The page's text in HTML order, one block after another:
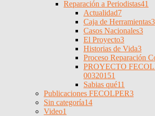
Reparación a Periodistas41
Actualidad7
Caja de Herramientas3
Casos Nacionales3
El Proyecto3
Historias de Vida3
Proceso Reparación
PROYECTO
00320151
Sabias qué11
Publicaciones FECOLPER3
Sin categoría14
Video1